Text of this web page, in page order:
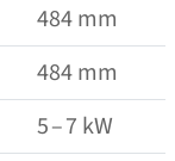
484 mm
484 mm
5 – 7 kW